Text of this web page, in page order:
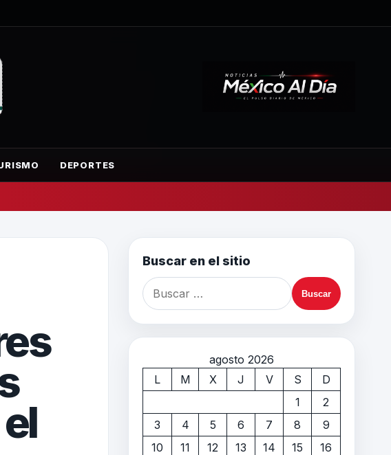
DEPORTES
Buscar en el sitio
agosto 2026
L
M X J V S
D
1
2
3
4 5 6 7 8
9
10
11 12 13 14 15
16